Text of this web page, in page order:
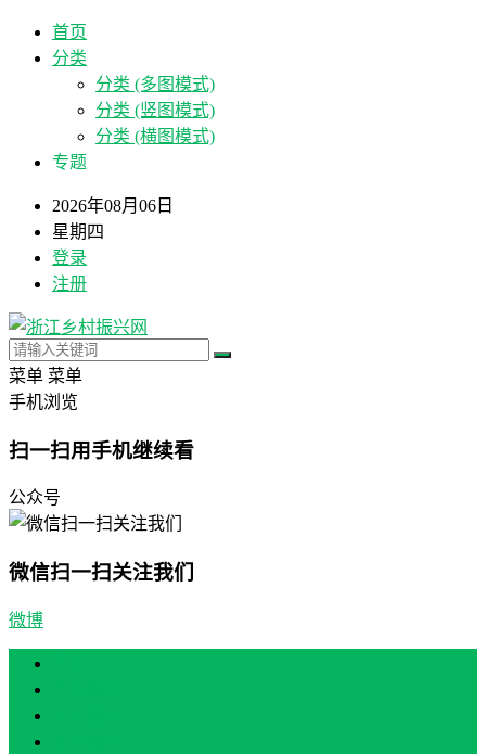
首页
分类
分类 (多图模式)
分类 (竖图模式)
分类 (横图模式)
专题
2026年08月06日
星期四
登录
注册
菜单 菜单
手机浏览
扫一扫用手机继续看
公众号
微信扫一扫关注我们
微博